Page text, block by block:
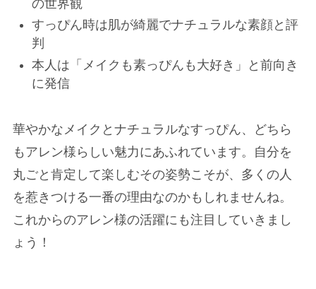
の世界観
すっぴん時は肌が綺麗でナチュラルな素顔と評
判
本人は「メイクも素っぴんも大好き」と前向き
に発信
華やかなメイクとナチュラルなすっぴん、どちら
もアレン様らしい魅力にあふれています。自分を
丸ごと肯定して楽しむその姿勢こそが、多くの人
を惹きつける一番の理由なのかもしれませんね。
これからのアレン様の活躍にも注目していきまし
ょう！